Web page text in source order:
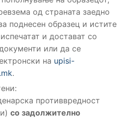
од страната заедно
поднесен образец и истите
и достават со
или да се
на upisi-
.
противвредност
со задолжително